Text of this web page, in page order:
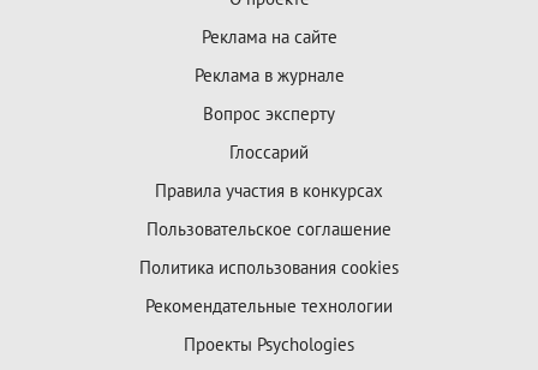
Реклама на сайте
Реклама в журнале
Вопрос эксперту
Глоссарий
Правила участия в конкурсах
Пользовательское соглашение
Политика использования cookies
Рекомендательные технологии
Проекты Psychologies